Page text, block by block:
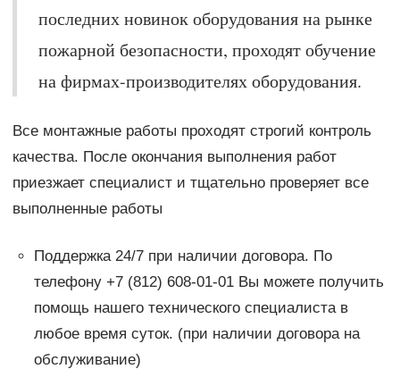
последних новинок оборудования на рынке
пожарной безопасности, проходят обучение
на фирмах-производителях оборудования.
Все монтажные работы проходят строгий контроль
качества. После окончания выполнения работ
приезжает специалист и тщательно проверяет все
выполненные работы
Поддержка 24/7 при наличии договора. По
телефону +7 (812) 608-01-01 Вы можете получить
помощь нашего технического специалиста в
любое время суток. (при наличии договора на
обслуживание)